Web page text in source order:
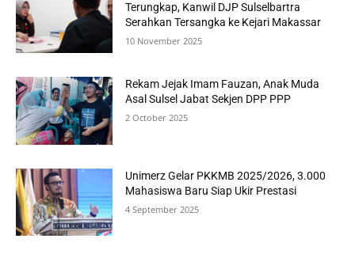
Terungkap, Kanwil DJP Sulselbartra
Serahkan Tersangka ke Kejari Makassar
10 November 2025
Rekam Jejak Imam Fauzan, Anak Muda
Asal Sulsel Jabat Sekjen DPP PPP
2 October 2025
Unimerz Gelar PKKMB 2025/2026, 3.000
Mahasiswa Baru Siap Ukir Prestasi
4 September 2025